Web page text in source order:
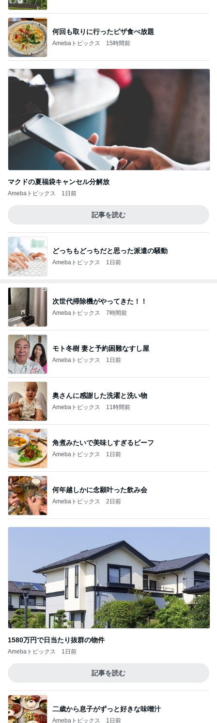
何回も取りに行ったピザ食べ放題
Amebaトピックス 15時間前
マクドの夏福袋キャンセル分解放
Amebaトピックス 1日前
記事を読む
どっちもどっちだと思った派遣の騒動
Amebaトピックス 1日前
次世代掃除機がやってきた！！
Amebaトピックス 7時間前
モト冬樹 妻と予約困難なすし屋
Amebaトピックス 1日前
奥さんに感謝した洗濯と洗い物
Amebaトピックス 11時間前
角煮みたいで美味しすぎるビーフ
Amebaトピックス 1日前
何年越しかに念願叶った飲み会
Amebaトピックス 2日前
1580万円で日当たり抜群の物件
Amebaトピックス 1日前
記事を読む
二歳から息子がずっと好きな味噌汁
Amebaトピックス 1日前